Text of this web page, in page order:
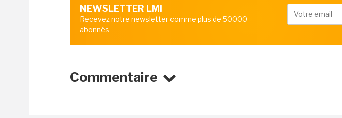
NEWSLETTER LMI
Recevez notre newsletter comme plus de 50000
abonnés
Commentaire